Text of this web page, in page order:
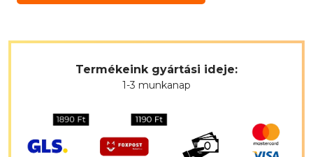
Termékeink gyártási ideje:
1-3 munkanap